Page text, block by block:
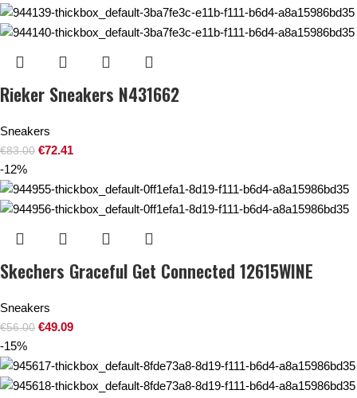
Rieker Sneakers N431662
Sneakers
€83.00 €72.41
-12%
Skechers Graceful Get Connected 12615WINE
Sneakers
€56.00 €49.09
-15%